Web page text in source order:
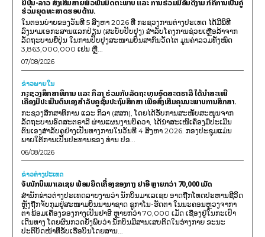
ຍີ່ປຸ່ນ-ລາວ ສົ່ງເສີມສາຍພົວພັນມິດຕະພາບ ແລະ ການຮ່ວມມືອັນດີງາມ ກໍຄືການເປັນຄູ່
ຮ່ວມຍຸດທະສາດຮອບດ້ານ.
ໃນຕອນບ່າຍຂອງວັນທີ 5 ສິງຫາ 2026 ທີ່ ກະຊວງການຕ່າງປະເທດ ໄດ້ມີພິທີ
ລົງນາມເອກະສານແລກປ່ຽນ (ສະບັບປັບປຸງ) ສໍາລັບໂຄງການຊ່ວຍເຫຼືອລ້າຈາກ
ລັດຖະບານຍີ່ປຸ່ນ ໃນການປັບປຸງສະໜາມບິນສາກົນວັດໄຕ ມູນຄ່າລວມທັງໝົດ
3,863,000,000 ເຢນ ຫຼື...
07/08/2026
ຂ່າວພາຍ​ໃນ
ກະຊວງສຶກສາທິການ ແລະ ກິລາ ຮ່ວມກັບລັດຖະບານອົດສະຕຣາລີ ໄດ້ນຳສະເໜີ
ເຄື່ອງມືປະເມີນຕົນເອງສຳລັບຄູຊັ້ນປະຖົມສຶກສາ ເພື່ອສົ່ງເສີມຄຸນນະພາບການສຶກສາ.
ກະຊວງສຶກສາທິການ ແລະ ກິລາ (ສສກ), ໂດຍໄດ້ຮັບການສະໜັບສະໜູນຈາກ
ລັດຖະບານອົດສະຕຣາລີ ຜ່ານແຜນງານບີຄວາ, ໄດ້ນຳສະເໜີເຄື່ອງມືປະເມີນ
ຕົນເອງສຳລັບຄູຢ່າງເປັນທາງການໃນວັນທີ 4 ສິງຫາ 2026. ກອງປະຊຸມແມ່ນ
ພາຍໃຕ້ການເປັນປະທານຂອງ ທ່ານ ປອ...
06/08/2026
ຂ່າວຕ່າງປະເທດ
ຈັບນັກບິນມາເລເຊຍ ພ້ອມຍຶດເຄື່ອງຂອງກາງ ຢາອີ ຫຼາຍກວ່າ 70,000 ເມັດ
ສຳນັກຂ່າວຕ່າງປະເທດລາຍງານວ່າ ນັກບິນມາເລເຊຍ ອາດຖືກໂທດປະຫານຊີວິດ
ຫຼັງຖືກຈັບກຸມຢູ່ສະໜາມບິນນານາຊາດ ຊູກາໂນ-ຮັດຕາ ໃນນະຄອນຫຼວງຈາກາ
ຕາ ພ້ອມເຄື່ອງຂອງກາງເປັນຢາອີ ຫຼາຍກວ່າ 70,000 ເມັດ ເຊື່ອງຢູ່ໃນກະເປົາ
ເດີນທາງ ໂດຍຜົນກວດຍັງພົບວ່າ ນັກບິນມີສານເສບຕິດໃນຮ່າງກາຍ ຂະນະ
ປະຕິບັດໜ້າທີ່ຂັບເຮືອບິນໂດຍສານ...